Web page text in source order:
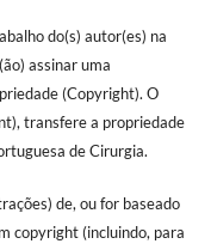
do(s) autor(es) na
assinar uma
(Copyright). O
transfere a propriedade
de Cirurgia.
de, ou for baseado
copyright (incluindo, para